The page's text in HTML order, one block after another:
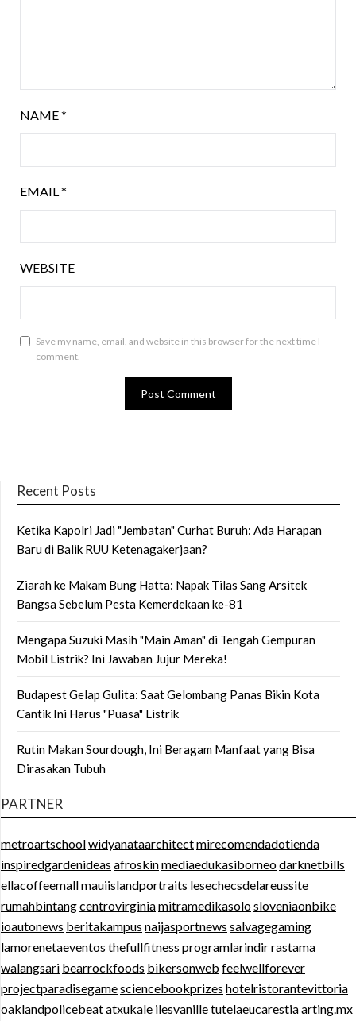
NAME*
EMAIL*
WEBSITE
Save my name, email, and website in this browser for the next time I
comment.
Recent Posts
Ketika Kapolri Jadi "Jembatan" Curhat Buruh: Ada Harapan
Baru di Balik RUU Ketenagakerjaan?
Ziarah ke Makam Bung Hatta: Napak Tilas Sang Arsitek
Bangsa Sebelum Pesta Kemerdekaan ke-81
Mengapa Suzuki Masih "Main Aman" di Tengah Gempuran
Mobil Listrik? Ini Jawaban Jujur Mereka!
Budapest Gelap Gulita: Saat Gelombang Panas Bikin Kota
Cantik Ini Harus "Puasa" Listrik
Rutin Makan Sourdough, Ini Beragam Manfaat yang Bisa
Dirasakan Tubuh
PARTNER
metroartschoolwidyanataarchitectmirecomendadotienda
inspiredgardenideas afroskinmediaedukasiborneodarknetbills
ellacoffeemallmauiislandportraits lesechecsdelareussite
rumahbintangcentrovirginiamitramedikasolosloveniaonbike
ioautonews beritakampus naijasportnews salvagegaming
lamorenetaeventos thefullfitness programlarindirrastama
walangsari bearrockfoods bikersonweb feelwellforever
projectparadisegamesciencebookprizes hotelristorantevittoria
oaklandpolicebeatatxukale ilesvanilletutelaeucarestiaarting.mx